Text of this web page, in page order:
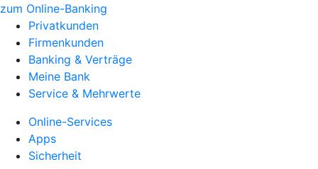
zum Online-Banking
Privatkunden
Firmenkunden
Banking & Verträge
Meine Bank
Service & Mehrwerte
Online-Services
Apps
Sicherheit